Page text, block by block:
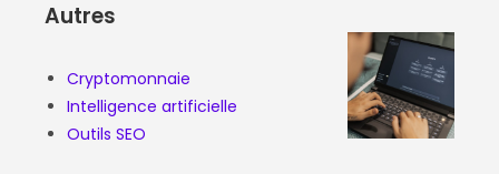
Autres
Cryptomonnaie
Intelligence artificielle
Outils SEO